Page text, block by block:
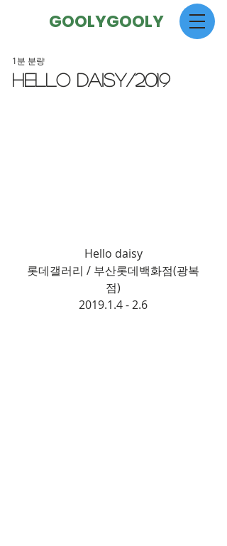
GOOLYGOOLY
Hello daisy/2019
1분 분량
Hello daisy
롯데갤러리 / 부산롯데백화점(광복
점)
2019.1.4 - 2.6